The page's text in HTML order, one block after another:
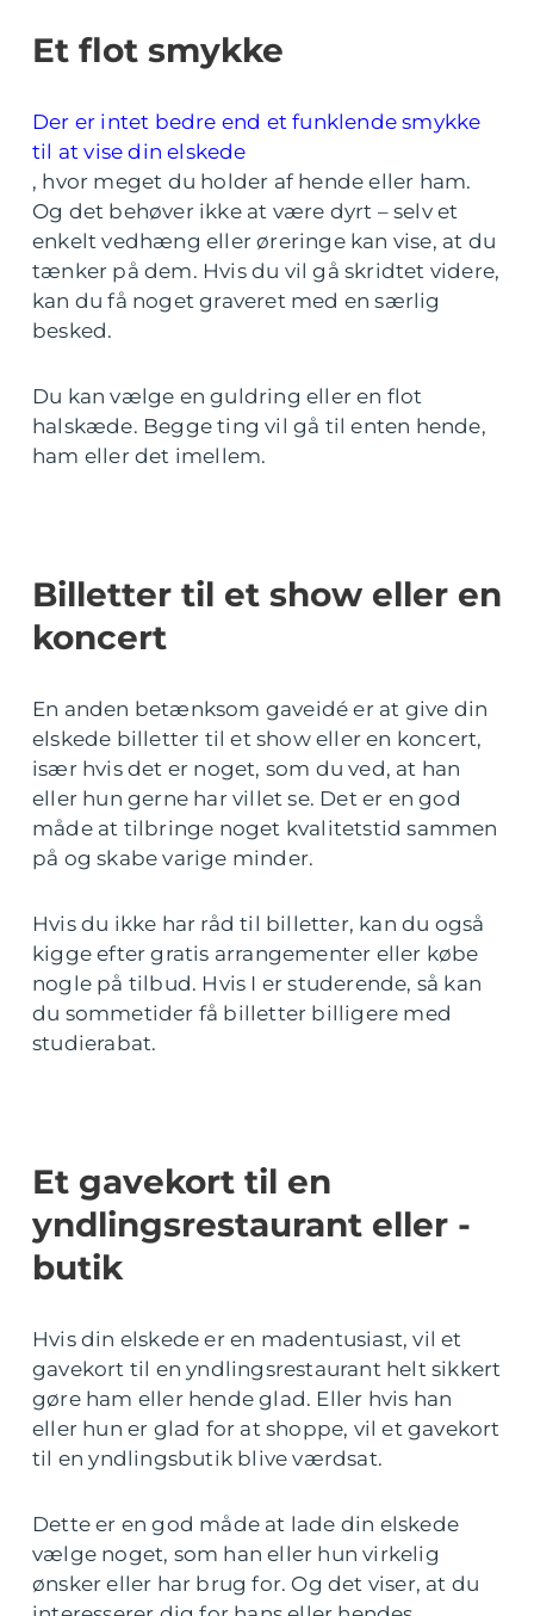
Et flot smykke
Der er intet bedre end et funklende smykke
til at vise din elskede
, hvor meget du holder af hende eller ham.
Og det behøver ikke at være dyrt – selv et
enkelt vedhæng eller øreringe kan vise, at du
tænker på dem. Hvis du vil gå skridtet videre,
kan du få noget graveret med en særlig
besked.
Du kan vælge en guldring eller en flot
halskæde. Begge ting vil gå til enten hende,
ham eller det imellem.
Billetter til et show eller en
koncert
En anden betænksom gaveidé er at give din
elskede billetter til et show eller en koncert,
især hvis det er noget, som du ved, at han
eller hun gerne har villet se. Det er en god
måde at tilbringe noget kvalitetstid sammen
på og skabe varige minder.
Hvis du ikke har råd til billetter, kan du også
kigge efter gratis arrangementer eller købe
nogle på tilbud. Hvis I er studerende, så kan
du sommetider få billetter billigere med
studierabat.
Et gavekort til en
yndlingsrestaurant eller -
butik
Hvis din elskede er en madentusiast, vil et
gavekort til en yndlingsrestaurant helt sikkert
gøre ham eller hende glad. Eller hvis han
eller hun er glad for at shoppe, vil et gavekort
til en yndlingsbutik blive værdsat.
Dette er en god måde at lade din elskede
vælge noget, som han eller hun virkelig
ønsker eller har brug for. Og det viser, at du